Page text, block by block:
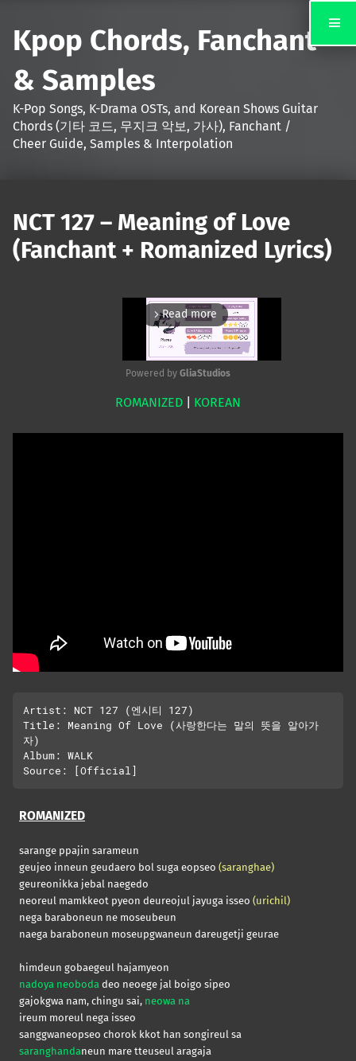
Kpop Chords, Fanchant
& Samples
K-Pop Songs, K-Drama OSTs, and Korean Shows Guitar
Chords (기타 코드, 무지크 악보, 가사), Fanchant /
Cheer Guide, Samples & Interpolation
NCT 127 – Meaning of Love
(Fanchant + Romanized Lyrics)
arrow_forward_ios Read more
Mute
Powered by GliaStudios
ROMANIZED KOREAN
Artist: NCT 127 (엔시티 127)
Title: Meaning Of Love (사랑한다는 말의 뜻을 알아가
자)
Album: WALK
ROMANIZED
sarange ppajin sarameun
geujeo inneun geudaero bol suga eopseo (saranghae)
geureonikka jebal naegedo
neoreul mamkkeot pyeon deureojul jayuga isseo (urichil)
nega baraboneun ne moseubeun
naega baraboneun moseupgwaneun dareugetji geurae
himdeun gobaegeul hajamyeon
nadoya neoboda deo neoege jal boigo sipeo
gajokgwa nam, chingu sai, neowa na
ireum moreul nega isseo
sanggwaneopseo chorok kkot han songireul sa
saranghandaneun mare tteuseul aragaja